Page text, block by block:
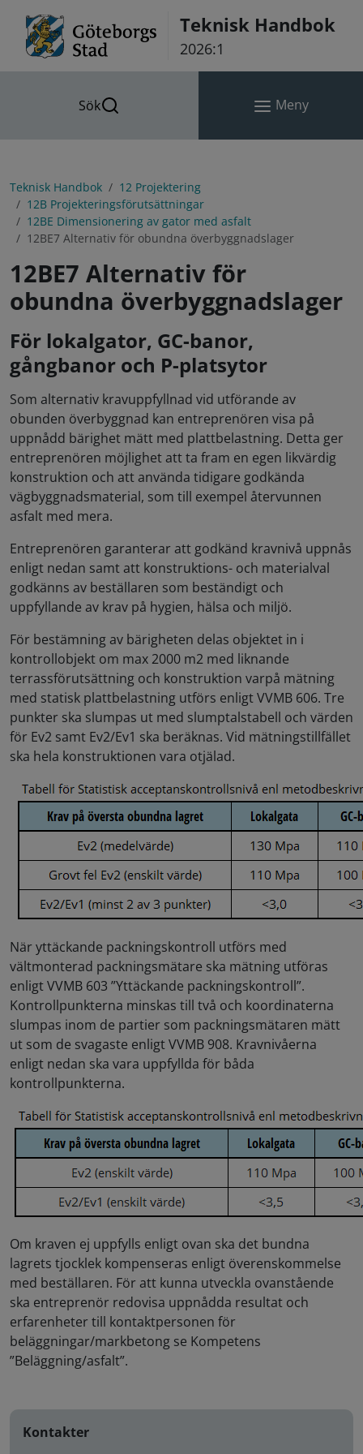
Teknisk Handbok
2026:1
Sök Meny
Teknisk Handbok
12 Projektering
12B Projekteringsförutsättningar
12BE Dimensionering av gator med asfalt
12BE7 Alternativ för obundna överbyggnadslager
12BE7 Alternativ för
obundna överbyggnadslager
För lokalgator, GC-banor,
gångbanor och P-platsytor
Som alternativ kravuppfyllnad vid utförande av
obunden överbyggnad kan entreprenören visa på
uppnådd bärighet mätt med plattbelastning. Detta ger
entreprenören möjlighet att ta fram en egen likvärdig
konstruktion och att använda tidigare godkända
vägbyggnadsmaterial, som till exempel återvunnen
asfalt med mera.
Entreprenören garanterar att godkänd kravnivå uppnås
enligt nedan samt att konstruktions- och materialval
godkänns av beställaren som beständigt och
uppfyllande av krav på hygien, hälsa och miljö.
För bestämning av bärigheten delas objektet in i
kontrollobjekt om max 2000 m2 med liknande
terrassförutsättning och konstruktion varpå mätning
med statisk plattbelastning utförs enligt VVMB 606. Tre
punkter ska slumpas ut med slumptalstabell och värden
för Ev2 samt Ev2/Ev1 ska beräknas. Vid mätningstillfället
ska hela konstruktionen vara otjälad.
När yttäckande packningskontroll utförs med
vältmonterad packningsmätare ska mätning utföras
enligt VVMB 603 ”Yttäckande packningskontroll”.
Kontrollpunkterna minskas till två och koordinaterna
slumpas inom de partier som packningsmätaren mätt
ut som de svagaste enligt VVMB 908. Kravnivåerna
enligt nedan ska vara uppfyllda för båda
kontrollpunkterna.
Om kraven ej uppfylls enligt ovan ska det bundna
lagrets tjocklek kompenseras enligt överenskommelse
med beställaren. För att kunna utveckla ovanstående
ska entreprenör redovisa uppnådda resultat och
erfarenheter till kontaktpersonen för
beläggningar/markbetong se Kompetens
”Beläggning/asfalt”.
Kontakter